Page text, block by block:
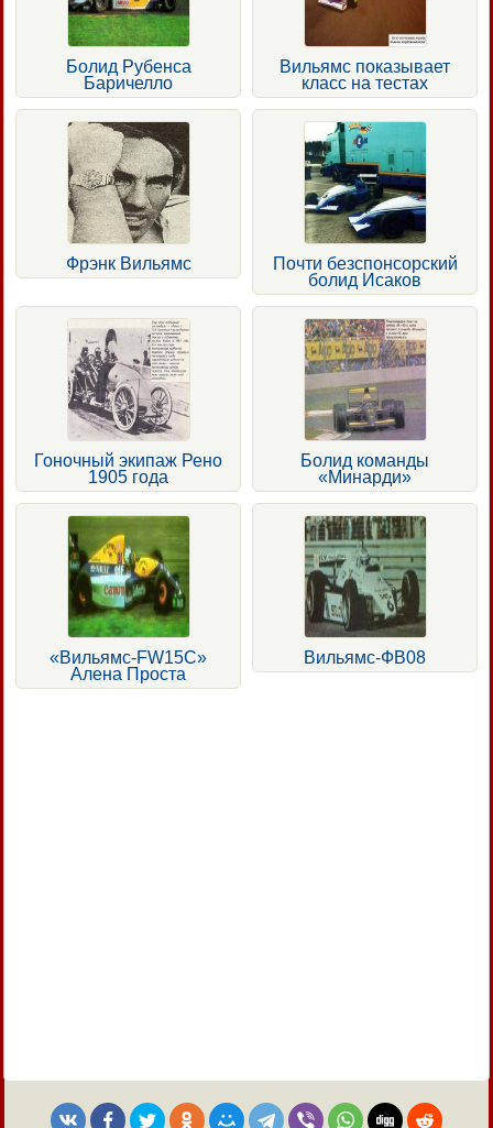
Болид Рубенса
Баричелло
Вильямс показывает
класс на тестах
Фрэнк Вильямс
Почти безспонсорский
болид Исаков
Гоночный экипаж Рено
1905 года
Болид команды
«Минарди»
«Вильямс-FW15С»
Алена Проста
Вильямс-ФВ08